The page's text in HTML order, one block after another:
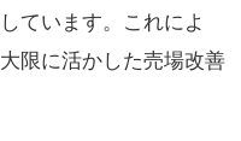
ています。これによ
限に活かした売場改善